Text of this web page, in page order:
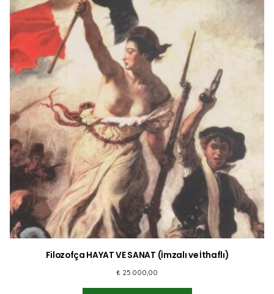
Filozofça HAYAT VE SANAT (İmzalı ve İthaflı)
₺ 25.000,00